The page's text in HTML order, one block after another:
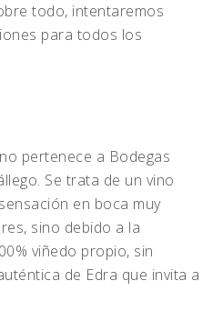
todo, intentaremos
para todos los
pertenece a Bodegas
Se trata de un vino
en boca muy
sino debido a la
viñedo propio, sin
de Edra que invita a